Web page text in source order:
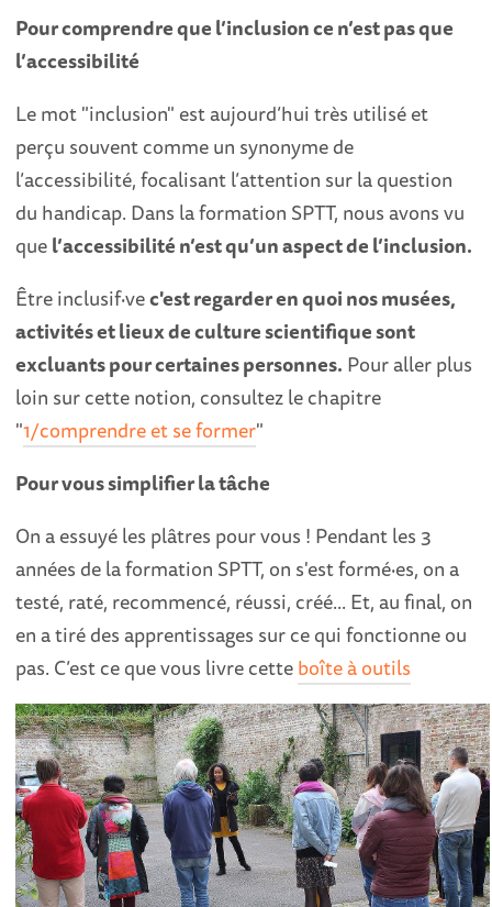
Pour comprendre que l’inclusion ce n’est pas que
l’accessibilité
Le mot "inclusion" est aujourd’hui très utilisé et
perçu souvent comme un synonyme de
l’accessibilité, focalisant l’attention sur la question
du handicap. Dans la formation SPTT, nous avons vu
quel’accessibilité n’est qu’un aspect de l’inclusion.
Être inclusif·vec'est regarder en quoi nos musées,
activités et lieux de culture scientifique sont
excluants pour certaines personnes. Pour aller plus
loin sur cette notion, consultez le chapitre
"1/comprendre et se former"
Pour vous simplifier la tâche
On a essuyé les plâtres pour vous ! Pendant les 3
années de la formation SPTT, on s'est formé·es, on a
testé, raté, recommencé, réussi, créé... Et, au final, on
en a tiré des apprentissages sur ce qui fonctionne ou
pas. C’est ce que vous livre cetteboîte à outils